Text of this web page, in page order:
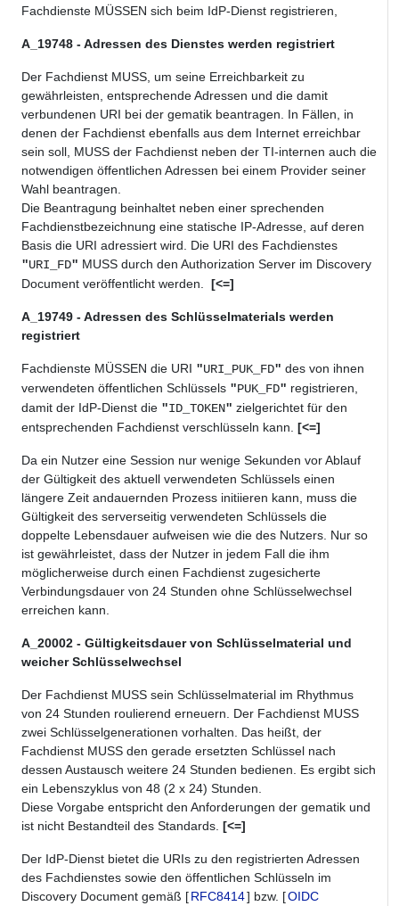
Fachdienste MÜSSEN sich beim IdP-Dienst registrieren,
A_19748 - Adressen des Dienstes werden registriert
Der Fachdienst MUSS, um seine Erreichbarkeit zu
gewährleisten, entsprechende Adressen und die damit
verbundenen URI bei der gematik beantragen. In Fällen, in
denen der Fachdienst ebenfalls aus dem Internet erreichbar
sein soll, MUSS der Fachdienst neben der TI-internen auch die
notwendigen öffentlichen Adressen bei einem Provider seiner
Wahl beantragen.
Die Beantragung beinhaltet neben einer sprechenden
Fachdienstbezeichnung eine statische IP-Adresse, auf deren
Basis die URI adressiert wird. Die URI des Fachdienstes
"URI_FD" MUSS durch den Authorization Server im Discovery
Document veröffentlicht werden.
[<=]
A_19749 - Adressen des Schlüsselmaterials werden
registriert
Fachdienste MÜSSEN die URI "URI_PUK_FD" des von ihnen
verwendeten öffentlichen Schlüssels "PUK_FD" registrieren,
damit der IdP-Dienst die "ID_TOKEN" zielgerichtet für den
entsprechenden Fachdienst verschlüsseln kann. [<=]
Da ein Nutzer eine Session nur wenige Sekunden vor Ablauf
der Gültigkeit des aktuell verwendeten Schlüssels einen
längere Zeit andauernden Prozess initiieren kann, muss die
Gültigkeit des serverseitig verwendeten Schlüssels die
doppelte Lebensdauer aufweisen wie die des Nutzers. Nur so
ist gewährleistet, dass der Nutzer in jedem Fall die ihm
möglicherweise durch einen Fachdienst zugesicherte
Verbindungsdauer von 24 Stunden ohne Schlüsselwechsel
erreichen kann.
A_20002 - Gültigkeitsdauer von Schlüsselmaterial und
weicher Schlüsselwechsel
Der Fachdienst MUSS sein Schlüsselmaterial im Rhythmus
von 24 Stunden roulierend erneuern. Der Fachdienst MUSS
zwei Schlüsselgenerationen vorhalten. Das heißt, der
Fachdienst MUSS den gerade ersetzten Schlüssel nach
dessen Austausch weitere 24 Stunden bedienen. Es ergibt sich
ein Lebenszyklus von 48 (2 x 24) Stunden.
Diese Vorgabe entspricht den Anforderungen der gematik und
ist nicht Bestandteil des Standards. [<=]
Der IdP-Dienst bietet die URIs zu den registrierten Adressen
des Fachdienstes sowie den öffentlichen Schlüsseln im
Discovery Document gemäß [RFC8414] bzw. [OIDC